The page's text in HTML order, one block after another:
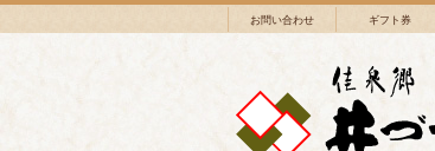
お問い合わせ ギフト券